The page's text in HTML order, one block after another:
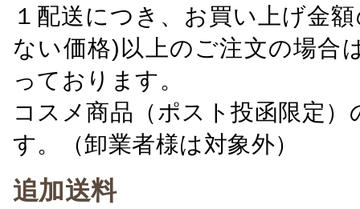
１配送につき、お買い上げ金
ない価格)以上のご注文の場合
っております。
コスメ商品（ポスト投函限定
す。（卸業者様は対象外）
追加送料